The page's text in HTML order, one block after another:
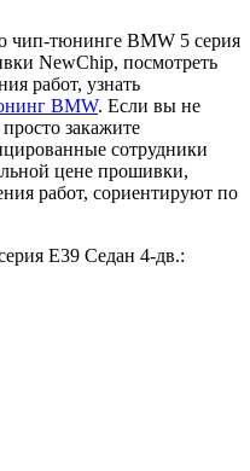
чип-тюнинге BMW 5 серия
NewChip, посмотреть
работ, узнать
BMW. Если вы не
закажите
сотрудники
цене прошивки,
работ, сориентируют по
E39 Седан 4-дв.: